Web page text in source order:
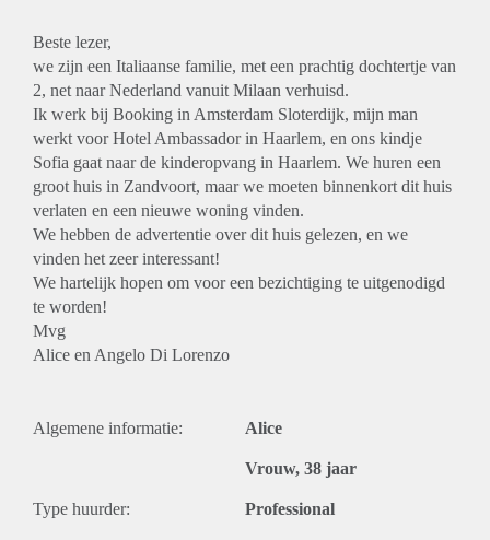
Beste lezer,
we zijn een Italiaanse familie, met een prachtig dochtertje van
2, net naar Nederland vanuit Milaan verhuisd.
Ik werk bij Booking in Amsterdam Sloterdijk, mijn man
werkt voor Hotel Ambassador in Haarlem, en ons kindje
Sofia gaat naar de kinderopvang in Haarlem. We huren een
groot huis in Zandvoort, maar we moeten binnenkort dit huis
verlaten en een nieuwe woning vinden.
We hebben de advertentie over dit huis gelezen, en we
vinden het zeer interessant!
We hartelijk hopen om voor een bezichtiging te uitgenodigd
te worden!
Mvg
Alice en Angelo Di Lorenzo
Algemene informatie: Alice
Vrouw, 38 jaar
Type huurder: Professional